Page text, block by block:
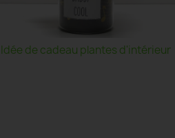
Idée de cadeau plantes d'intérieur